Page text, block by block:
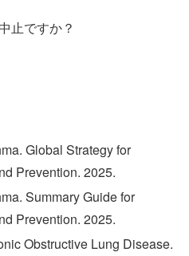
止ですか？
Global Strategy for
Prevention. 2025.
Summary Guide for
Prevention. 2025.
Obstructive Lung Disease.